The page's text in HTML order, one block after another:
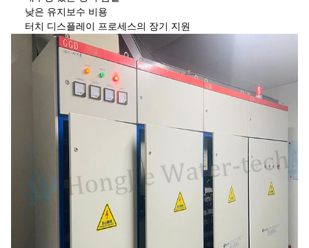
낮은 유지보수 비용
터치 디스플레이 프로세스의 장기 지원